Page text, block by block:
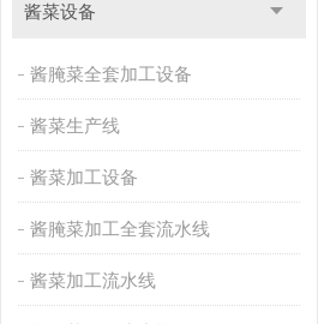
酱菜设备
酱腌菜全套加工设备
酱菜生产线
酱菜加工设备
酱腌菜加工全套流水线
酱菜加工流水线